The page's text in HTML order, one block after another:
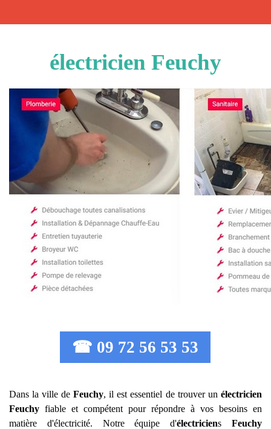
électricien Feuchy
☎ 09 72 56 53 53
Dans la ville deFeuchy, il est essentiel de trouver un électricien
Feuchy fiable et compétent pour répondre à vos besoins en
matière d'électricité. Notre équipe d'électriciens Feuchy